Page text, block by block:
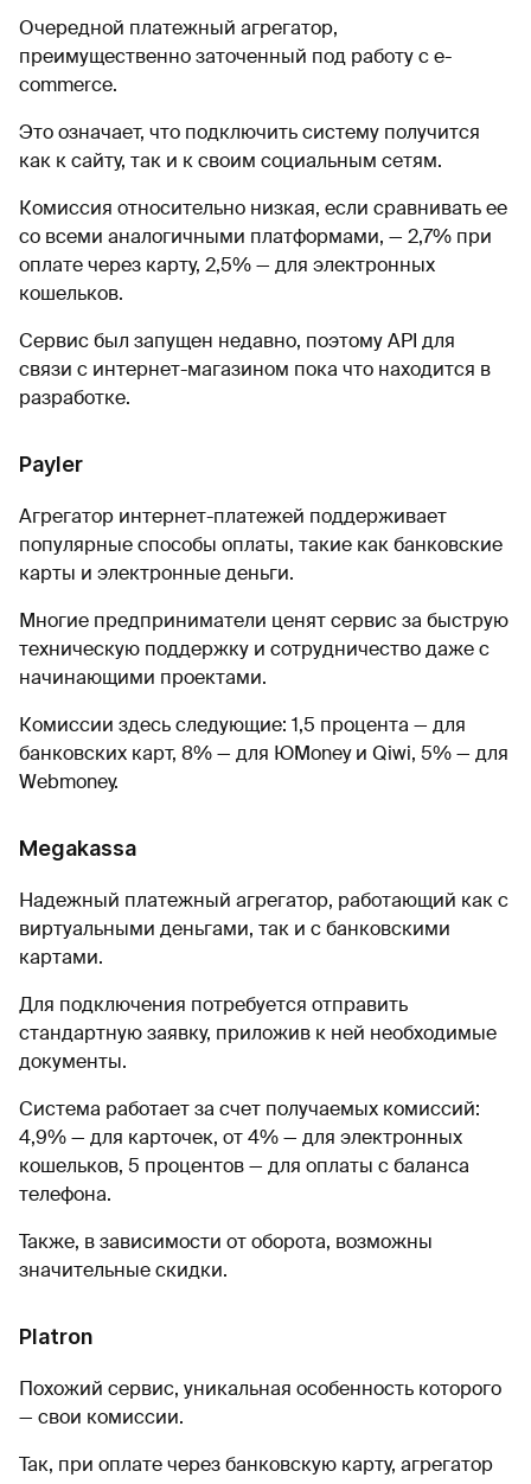
Очередной платежный агрегатор,
преимущественно заточенный под работу с e-
commerce.
Это означает, что подключить систему получится
как к сайту, так и к своим социальным сетям.
Комиссия относительно низкая, если сравнивать ее
со всеми аналогичными платформами, — 2,7% при
оплате через карту, 2,5% — для электронных
кошельков.
Сервис был запущен недавно, поэтому API для
связи с интернет-магазином пока что находится в
разработке.
Payler
Агрегатор интернет-платежей поддерживает
популярные способы оплаты, такие как банковские
карты и электронные деньги.
Многие предприниматели ценят сервис за быструю
техническую поддержку и сотрудничество даже с
начинающими проектами.
Комиссии здесь следующие: 1,5 процента — для
банковских карт, 8% — для ЮMoney и Qiwi, 5% — для
Webmoney.
Megakassa
Надежный платежный агрегатор, работающий как с
виртуальными деньгами, так и с банковскими
картами.
Для подключения потребуется отправить
стандартную заявку, приложив к ней необходимые
документы.
Система работает за счет получаемых комиссий:
4,9% — для карточек, от 4% — для электронных
кошельков, 5 процентов — для оплаты с баланса
телефона.
Также, в зависимости от оборота, возможны
значительные скидки.
Platron
Похожий сервис, уникальная особенность которого
— свои комиссии.
Так, при оплате через банковскую карту, агрегатор